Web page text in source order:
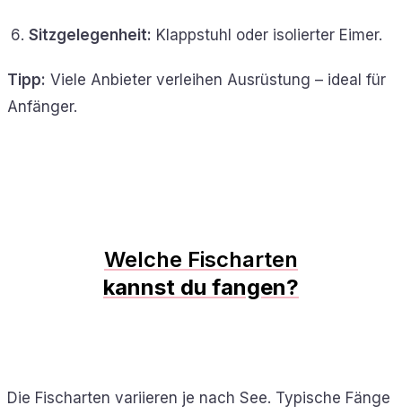
Sitzgelegenheit: Klappstuhl oder isolierter Eimer.
Tipp: Viele Anbieter verleihen Ausrüstung – ideal für
Anfänger.
Welche Fischarten
kannst du fangen?
Die Fischarten variieren je nach See. Typische Fänge